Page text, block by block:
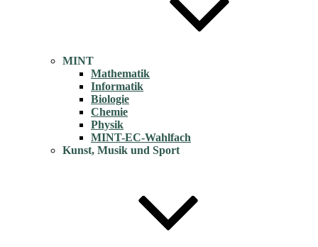
MINT
Mathematik
Informatik
Biologie
Chemie
Physik
MINT-EC-Wahlfach
Kunst, Musik und Sport